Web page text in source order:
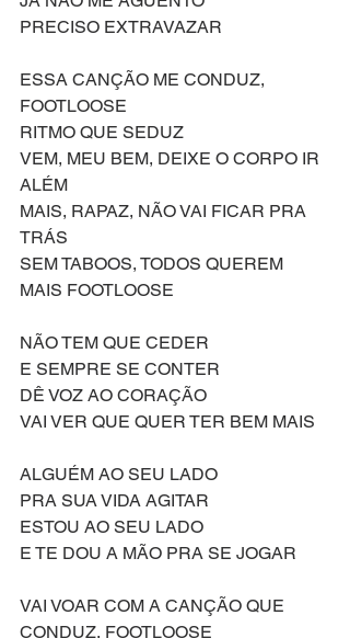
PRECISO EXTRAVAZAR
ESSA CANÇÃO ME CONDUZ,
FOOTLOOSE
RITMO QUE SEDUZ
VEM, MEU BEM, DEIXE O CORPO IR
ALÉM
MAIS, RAPAZ, NÃO VAI FICAR PRA
TRÁS
SEM TABOOS, TODOS QUEREM
MAIS FOOTLOOSE
NÃO TEM QUE CEDER
E SEMPRE SE CONTER
DÊ VOZ AO CORAÇÃO
VAI VER QUE QUER TER BEM MAIS
ALGUÉM AO SEU LADO
PRA SUA VIDA AGITAR
ESTOU AO SEU LADO
E TE DOU A MÃO PRA SE JOGAR
VAI VOAR COM A CANÇÃO QUE
CONDUZ, FOOTLOOSE